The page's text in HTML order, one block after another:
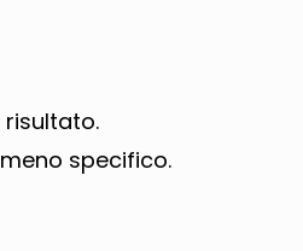
specifico.